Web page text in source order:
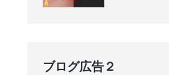
ブログ広告２